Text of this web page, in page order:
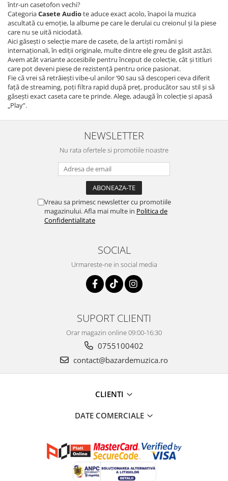
într-un casetofon vechi?
CategoriaCasete Audiote aduce exact acolo, înapoi la muzica
ascultată cu emoție, la albume pe care le derulai cu creionul și la piese
care nu se uită niciodată.
Aici găsești o selecție mare de casete, de la artiști români și
internaționali, în ediții originale, multe dintre ele greu de găsit astăzi.
Avem atât variante accesibile pentru început de colecție, cât și titluri
care pot deveni piese de rezistență pentru orice pasionat.
Fie că vrei să retrăiești vibe-ul anilor ’90 sau să descoperi ceva diferit
față de streaming, poți filtra rapid după preț, producător sau stil și să
găsești exact caseta care te prinde. Alege, adaugă în colecție și apasă
„Play”.
NEWSLETTER
Nu rata ofertele si promotiile noastre
Vreau sa primesc newsletter cu promotiile
magazinului. Afla mai multe in Politica de
Confidentialitate
SOCIAL
Urmareste-ne in social media
SUPORT CLIENTI
Orar magazin online 09:00-16:30
0755100402
contact@bazardemuzica.ro
CLIENTI
DATE COMERCIALE